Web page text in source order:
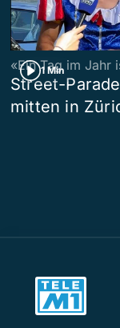
1 Min
«Ein Tag im Jahr
Street-
mitten in